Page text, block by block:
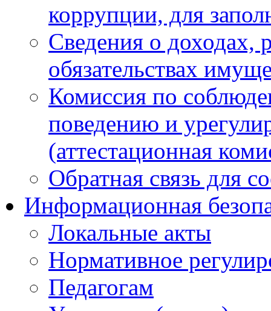
коррупции, для
Сведения о доходах,
обязательствах
Комиссия по
поведению и
(аттестационная
Обратная связь для
Информационная
Локальные акты
Нормативное
Педагогам